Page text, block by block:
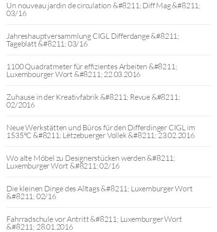
Un nouveau jardin de circulation &#8211; Diff Mag &#8211;
03/16
Jahreshauptversammlung CIGL Differdange &#8211;
Tageblatt &#8211; 03/16
1100 Quadratmeter für effizientes Arbeiten &#8211;
Luxembourger Wort &#8211; 22.03.2016
Zuhause in der Kreativfabrik &#8211; Revue &#8211;
02/2016
Neue Werkstätten und Büros für den Differdinger CIGL im
1535°C &#8211; Lëtzebuerger Vollek &#8211; 23.02.2016
Wo alte Möbel zu Designerstücken werden &#8211;
Luxemburger Wort &#8211; 02/16
Die kleinen Dinge des Alltags &#8211; Luxemburger Wort
&#8211; 02/16
Fahrradschule vor Antritt &#8211; Luxemburger Wort
&#8211; 28.01.2016